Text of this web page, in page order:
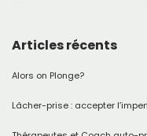
Articles récents
Alors on Plonge?
Lâcher-prise : accepter